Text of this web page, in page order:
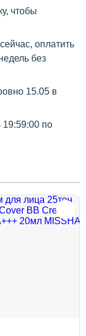
за
чтобы
оплатить
без
15.05 в
19:59:00 по